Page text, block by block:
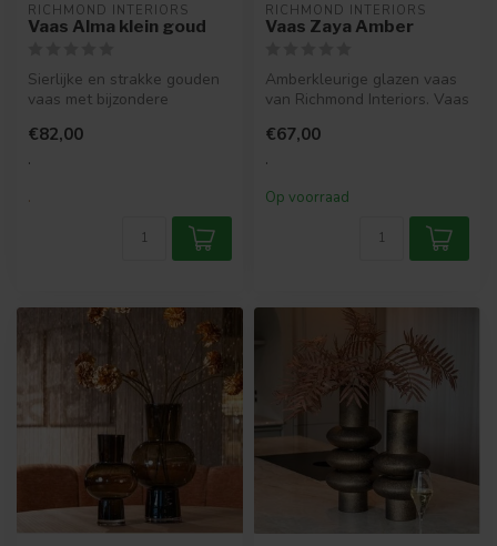
RICHMOND INTERIORS
Vaas Alma klein goud
Sierlijke en strakke gouden
vaas met bijzondere
compl...
€82,00
.
.
RICHMOND INTERIORS
Vaas Zaya Amber
Amberkleurige glazen vaas
van Richmond Interiors. Vaas
€67,00
.
Op voorraad